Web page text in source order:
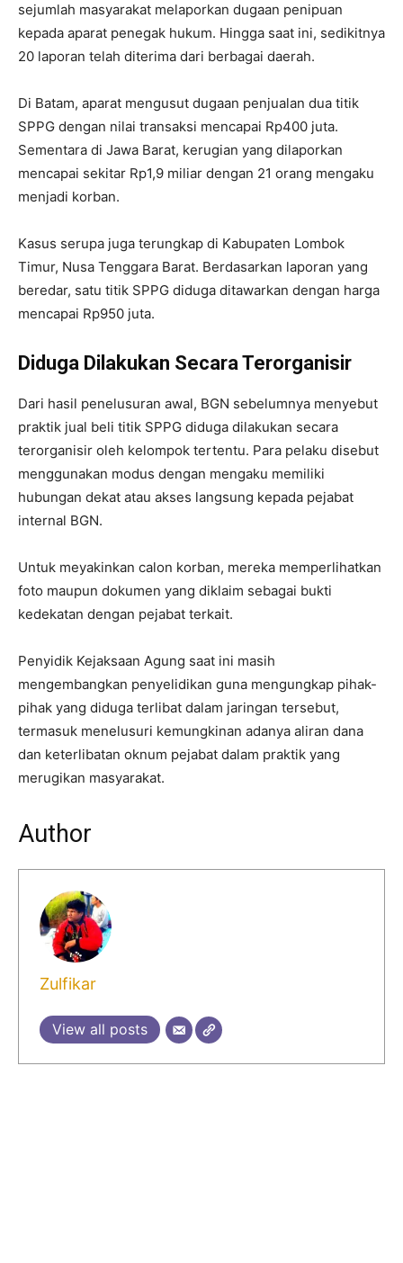
sejumlah masyarakat melaporkan dugaan penipuan
kepada aparat penegak hukum. Hingga saat ini, sedikitnya
20 laporan telah diterima dari berbagai daerah.
Di Batam, aparat mengusut dugaan penjualan dua titik
SPPG dengan nilai transaksi mencapai Rp400 juta.
Sementara di Jawa Barat, kerugian yang dilaporkan
mencapai sekitar Rp1,9 miliar dengan 21 orang mengaku
menjadi korban.
Kasus serupa juga terungkap di Kabupaten Lombok
Timur, Nusa Tenggara Barat. Berdasarkan laporan yang
beredar, satu titik SPPG diduga ditawarkan dengan harga
mencapai Rp950 juta.
Diduga Dilakukan Secara Terorganisir
Dari hasil penelusuran awal, BGN sebelumnya menyebut
praktik jual beli titik SPPG diduga dilakukan secara
terorganisir oleh kelompok tertentu. Para pelaku disebut
menggunakan modus dengan mengaku memiliki
hubungan dekat atau akses langsung kepada pejabat
internal BGN.
Untuk meyakinkan calon korban, mereka memperlihatkan
foto maupun dokumen yang diklaim sebagai bukti
kedekatan dengan pejabat terkait.
Penyidik Kejaksaan Agung saat ini masih
mengembangkan penyelidikan guna mengungkap pihak-
pihak yang diduga terlibat dalam jaringan tersebut,
termasuk menelusuri kemungkinan adanya aliran dana
dan keterlibatan oknum pejabat dalam praktik yang
merugikan masyarakat.
Author
Zulfikar
View all posts